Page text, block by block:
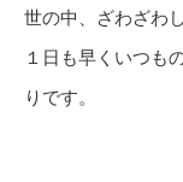
世の中、ざわざわ
１日も早くいつも
りです。